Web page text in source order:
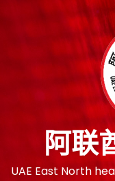
阿联
UAE East North